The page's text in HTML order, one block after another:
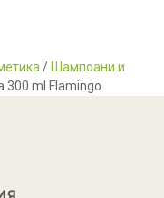
/ Шампоани и
ml Flamingo